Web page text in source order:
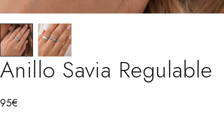
Anillo Savia Regulable
95€